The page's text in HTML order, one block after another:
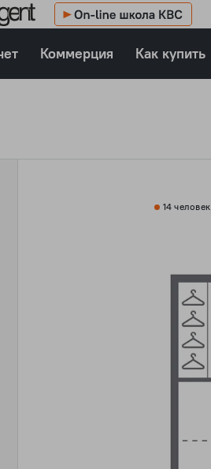
Коммерция Как купить
14 человек